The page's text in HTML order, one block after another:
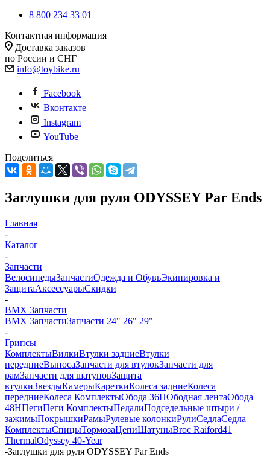
8 800 234 33 01
Контактная информация
Доставка заказов
по России и СНГ
info@toybike.ru
Facebook
Вконтакте
Instagram
YouTube
Поделиться
Заглушки для руля ODYSSEY Par Ends
Главная
-
Каталог
-
Запчасти
ВелосипедыЗапчастиОдежда и ОбувьЭкипировка и
ЗащитаАксессуарыСкидки
-
BMX Запчасти
BMX ЗапчастиЗапчасти 24" 26" 29"
-
Грипсы
КомплектыВилкиВтулки задниеВтулки
передниеВыносаЗапчасти для втулокЗапчасти для
рамЗапчасти для шатуновЗащита
втулкиЗвездыКамерыКареткиКолеса задниеКолеса
передниеКолеса КомплектыОбода 36HОбодная лентаОбода
48HПегиПеги КомплектыПедалиПодседельные штыри /
зажимыПокрышкиРамыРулевые колонкиРулиСедлаСедла
КомплектыСпицыТормозаЦепиШатуныBroc Raiford41
ThermalOdyssey 40-Year
-Заглушки для руля ODYSSEY Par Ends